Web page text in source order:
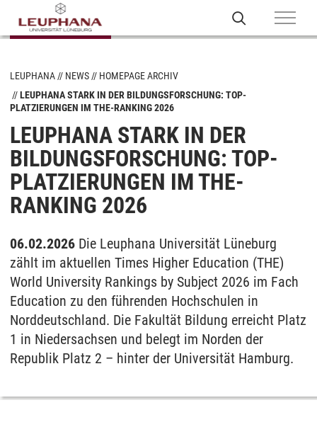
LEUPHANA NEWS
HOMEPAGE ARCHIV
LEUPHANA STARK IN DER BILDUNGSFORSCHUNG: TOP-
PLATZIERUNGEN IM THE-RANKING 2026
LEUPHANA STARK IN DER
BILDUNGSFORSCHUNG: TOP-
PLATZIERUNGEN IM THE-
RANKING 2026
06.02.2026 Die Leuphana Universität Lüneburg
zählt im aktuellen Times Higher Education (THE)
World University Rankings by Subject 2026 im Fach
Education zu den führenden Hochschulen in
Norddeutschland. Die Fakultät Bildung erreicht Platz
1 in Niedersachsen und belegt im Norden der
Republik Platz 2 – hinter der Universität Hamburg.